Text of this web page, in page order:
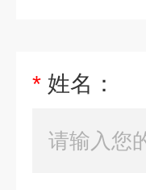
* 姓名：